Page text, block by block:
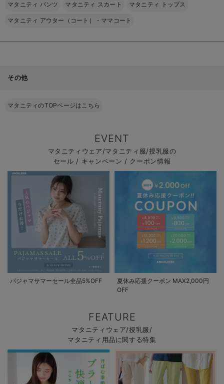
マタニティ パンツ マタニティ スカート マタニティ トップス
マタニティ アウター（コート）・ママコート
その他
マタニティのTOPページはこちら
EVENT
マタニティウェア/マタニティ服/授乳服の
セール / キャンペーン / クーポン情報
パジャマサマーセール全品5%OFF
夏休み応援クーポン MAX2,000円
OFF
FEATURE
マタニティウェア/授乳服/
マタニティ用品に関する特集